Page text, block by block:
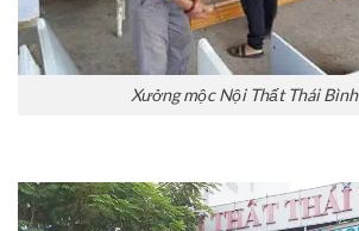
Xưởng mộc Nội Thất Thái Bình